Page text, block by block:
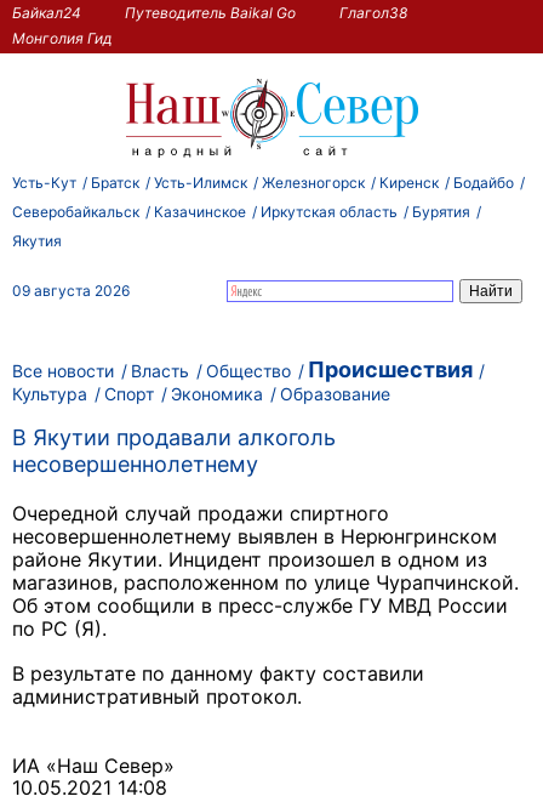
Байкал24 Путеводитель Baikal Go
Глагол38
Монголия Гид
Усть-Кут Братск Усть-Илимск Железногорск Киренск
Бодайбо
Северобайкальск
Казачинское Иркутская область
Бурятия
Якутия
09 августа 2026
Все новости Власть Общество Происшествия
Культура Спорт Экономика Образование
В Якутии продавали алкоголь
несовершеннолетнему
Очередной случай продажи спиртного
несовершеннолетнему выявлен в Нерюнгринском
районе Якутии. Инцидент произошел в одном из
магазинов, расположенном по улице Чурапчинской.
Об этом сообщили в пресс-службе ГУ МВД России
по РС (Я).
В результате по данному факту составили
административный протокол.
ИА «Наш Север»
10.05.2021 14:08